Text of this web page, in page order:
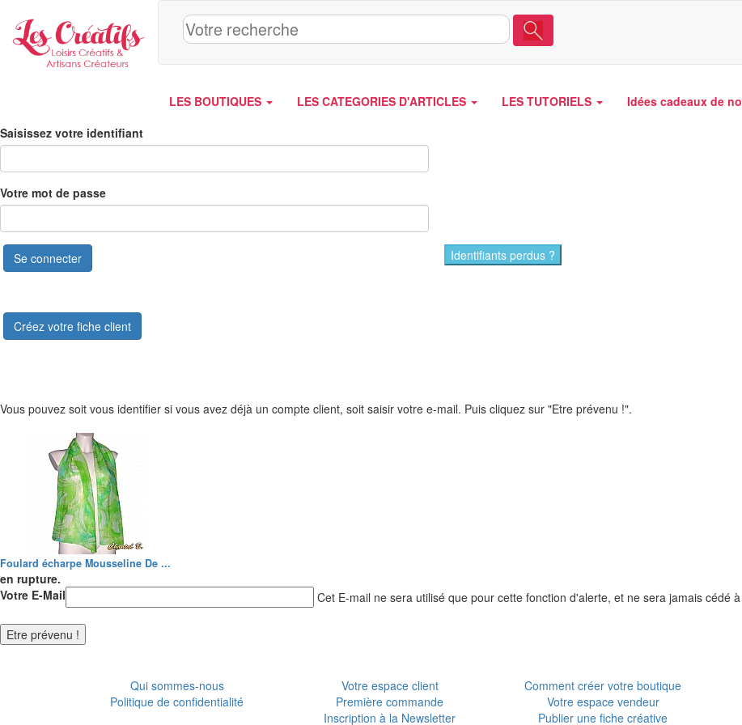
LES BOUTIQUES LES CATEGORIES D'ARTICLES LES TUTORIELS Idées cadeaux de
Saisissez votre identifiant
Votre mot de passe
Se connecter Identifiants perdus ?
Créez votre fiche client
Vous pouvez soit vous identifier si vous avez déjà un compte client, soit saisir votre e-mail. Puis cliquez sur "Etre prévenu !".
Foulard écharpe Mousseline De ...
en rupture.
Votre E-Mail
Cet E-mail ne sera utilisé que pour cette fonction d'alerte, et ne sera jamais cédé
Qui sommes-nous
Politique de confidentialité
Votre espace client
Première commande
Inscription à la Newsletter
Comment créer votre boutique
Votre espace vendeur
Publier une fiche créative